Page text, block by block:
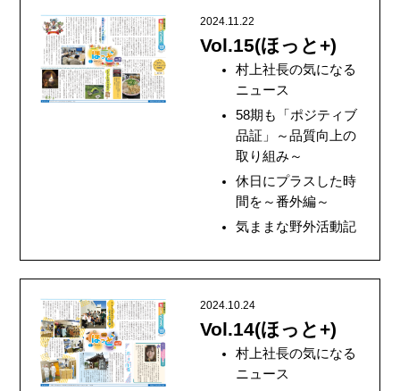
2024.11.22
Vol.15(ほっと+)
村上社長の気になる
ニュース
58期も「ポジティブ
品証」～品質向上の
取り組み～
休日にプラスした時
間を～番外編～
気ままな野外活動記
2024.10.24
Vol.14(ほっと+)
村上社長の気になる
ニュース